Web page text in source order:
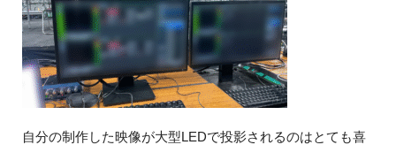
自分の制作した映像が大型LEDで投影されるのはとても喜